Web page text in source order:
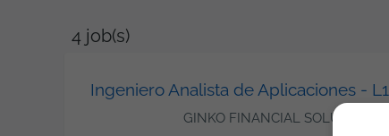
4 job(s)
Ingeniero Analista de Aplicaciones - L1
GINKO FINANCIAL SOLUTIONS